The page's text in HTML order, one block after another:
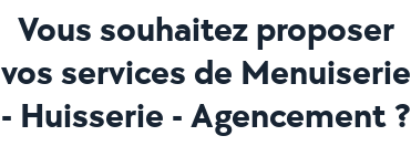
Vous souhaitez proposer
vos services de Menuiserie
- Huisserie - Agencement ?